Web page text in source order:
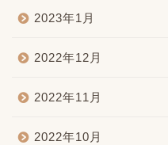
2023年1月
2022年12月
2022年11月
2022年10月